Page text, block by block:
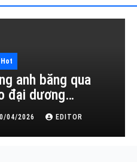
anh băng qua
đại dương…
04/2026 EDITOR